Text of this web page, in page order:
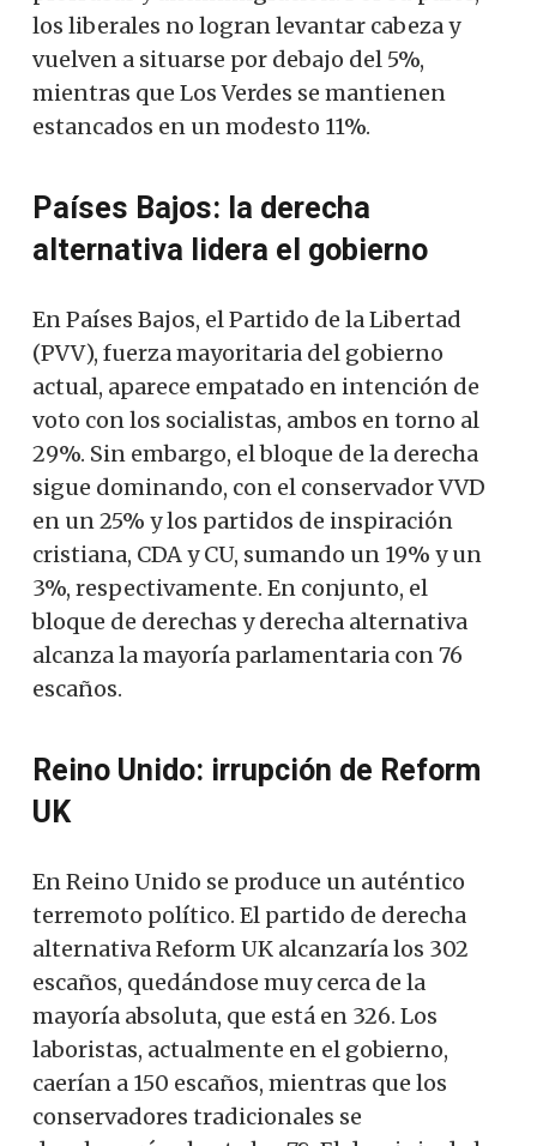
los liberales no logran levantar cabeza y
vuelven a situarse por debajo del 5%,
mientras que Los Verdes se mantienen
estancados en un modesto 11%.
Países Bajos: la derecha
alternativa lidera el gobierno
En Países Bajos, el Partido de la Libertad
(PVV), fuerza mayoritaria del gobierno
actual, aparece empatado en intención de
voto con los socialistas, ambos en torno al
29%. Sin embargo, el bloque de la derecha
sigue dominando, con el conservador VVD
en un 25% y los partidos de inspiración
cristiana, CDA y CU, sumando un 19% y un
3%, respectivamente. En conjunto, el
bloque de derechas y derecha alternativa
alcanza la mayoría parlamentaria con 76
escaños.
Reino Unido: irrupción de Reform
UK
En Reino Unido se produce un auténtico
terremoto político. El partido de derecha
alternativa Reform UK alcanzaría los 302
escaños, quedándose muy cerca de la
mayoría absoluta, que está en 326. Los
laboristas, actualmente en el gobierno,
caerían a 150 escaños, mientras que los
conservadores tradicionales se